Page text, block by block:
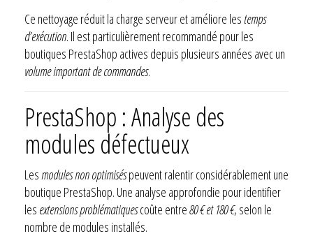
Ce nettoyage réduit la charge serveur et améliore lestemps
d’exécution. Il est particulièrement recommandé pour les
boutiques PrestaShop actives depuis plusieurs années avec un
volume important de commandes.
PrestaShop : Analyse des
modules défectueux
Les modules non optimiséspeuvent ralentir considérablement une
boutique PrestaShop. Une analyse approfondie pour identifier
les extensions problématiquescoûte entre80 € et 180 €, selon le
nombre de modules installés.